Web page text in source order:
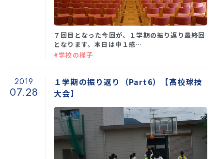
スクールライフ
交通アクセス お問い合わせ
７回目となった今回が、１学期の振り返り最終回
となります。本日は中１感…
#学校の様子
2019
07.28
１学期の振り返り（Part6）【高校球技
大会】